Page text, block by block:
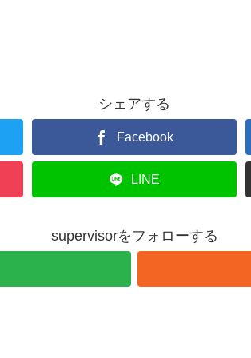
シェアする
Facebook
LINE
supervisorをフォローする